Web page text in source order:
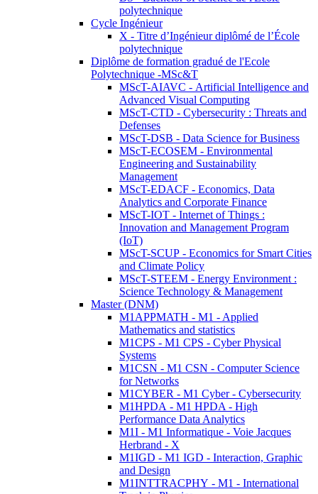
polytechnique
Cycle Ingénieur
X - Titre d’Ingénieur diplômé de l’École
polytechnique
Diplôme de formation gradué de l'Ecole
Polytechnique -MSc&T
MScT-AIAVC - Artificial Intelligence and
Advanced Visual Computing
MScT-CTD - Cybersecurity : Threats and
Defenses
MScT-DSB - Data Science for Business
MScT-ECOSEM - Environmental
Engineering and Sustainability
Management
MScT-EDACF - Economics, Data
Analytics and Corporate Finance
MScT-IOT - Internet of Things :
Innovation and Management Program
(IoT)
MScT-SCUP - Economics for Smart Cities
and Climate Policy
MScT-STEEM - Energy Environment :
Science Technology & Management
Master (DNM)
M1APPMATH - M1 - Applied
Mathematics and statistics
M1CPS - M1 CPS - Cyber Physical
Systems
M1CSN - M1 CSN - Computer Science
for Networks
M1CYBER - M1 Cyber - Cybersecurity
M1HPDA - M1 HPDA - High
Performance Data Analytics
M1I - M1 Informatique - Voie Jacques
Herbrand - X
M1IGD - M1 IGD - Interaction, Graphic
and Design
M1INTTRACPHY - M1 - International